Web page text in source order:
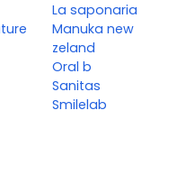
La saponaria
Manuka new
zeland
Oral b
Sanitas
Smilelab